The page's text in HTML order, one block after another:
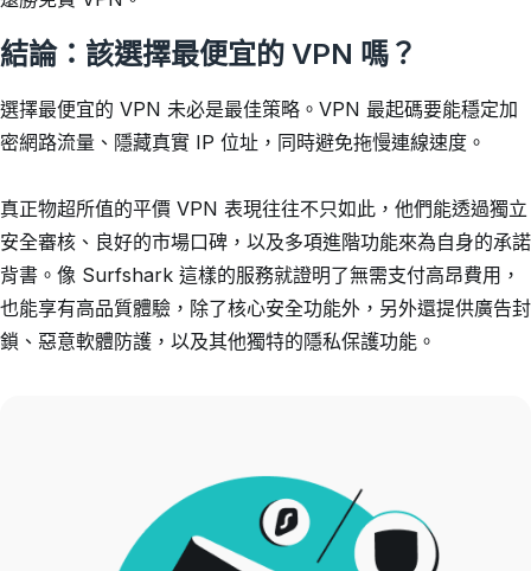
結論：該選擇最便宜的 VPN 嗎？
選擇最便宜的 VPN 未必是最佳策略。VPN 最起碼要能穩定加
密網路流量、隱藏真實 IP 位址，同時避免拖慢連線速度。
真正物超所值的平價 VPN 表現往往不只如此，他們能透過獨立
安全審核、良好的市場口碑，以及多項進階功能來為自身的承諾
背書。像 Surfshark 這樣的服務就證明了無需支付高昂費用，
也能享有高品質體驗，除了核心安全功能外，另外還提供廣告封
鎖、惡意軟體防護，以及其他獨特的隱私保護功能。